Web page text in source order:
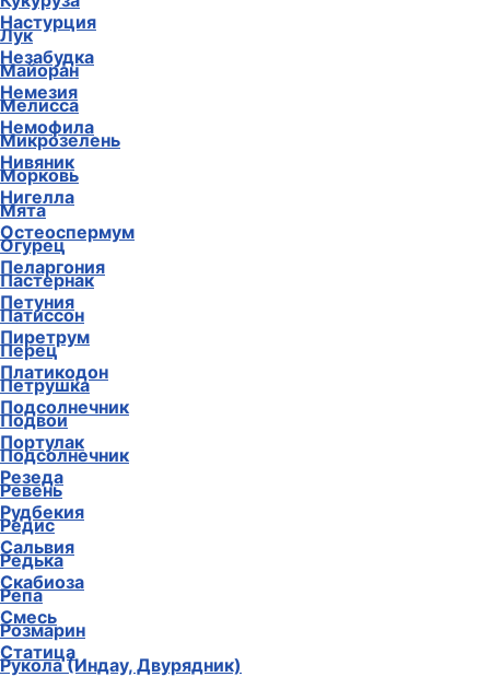
Настурция
Незабудка
Немезия
Немофила
Нивяник
Нигелла
Остеоспермум
Пеларгония
Петуния
Пиретрум
Платикодон
Подсолнечник
Портулак
Резеда
Рудбекия
Сальвия
Скабиоза
Смесь
Статица
Лук
Майоран
Мелисса
Микрозелень
Морковь
Мята
Огурец
Пастернак
Патиссон
Перец
Петрушка
Подвои
Подсолнечник
Ревень
Редис
Редька
Репа
Розмарин
Рукола (Индау, Двурядник)